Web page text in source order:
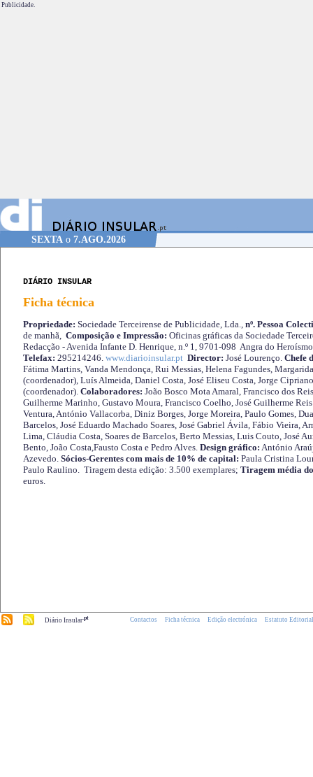
Publicidade.
SEXTA o 7.AGO.2026
DIÁRIO INSULAR
Ficha técnica
Propriedade: Sociedade Terceirense de Publicidade, Lda., nº. Pessoa
de manhã, Composição e Impressão: Oficinas gráficas da Sociedade
Redacção - Avenida Infante D. Henrique, n.º 1, 9701-098 Angra do
Telefax: 295214246. www.diarioinsular.pt Director: José Lourenço. Chefe
Fátima Martins, Vanda Mendonça, Rui Messias, Helena Fagundes,
(coordenador), Luís Almeida, Daniel Costa, José Eliseu Costa, Jorge
(coordenador). Colaboradores: João Bosco Mota Amaral, Francisco dos
Guilherme Marinho, Gustavo Moura, Francisco Coelho, José Guilherme
Ventura, António Vallacorba, Diniz Borges, Jorge Moreira, Paulo Gomes,
Barcelos, José Eduardo Machado Soares, José Gabriel Ávila, Fábio Vieira,
Lima, Cláudia Costa, Soares de Barcelos, Berto Messias, Luis Couto, José
Bento, João Costa,Fausto Costa e Pedro Alves. Design gráfico: António
Azevedo. Sócios-Gerentes com mais de 10% de capital: Paula Cristina
Paulo Raulino. Tiragem desta edição: 3.500 exemplares; Tiragem média
euros.
Diário Insular.pt Contactos Ficha técnica Edição electrónica Estatuto Editorial